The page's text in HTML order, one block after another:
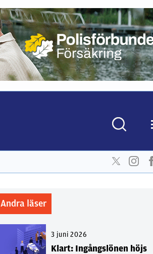
Andra läser
3 juni 2026
Klart: Ingångslönen höjs